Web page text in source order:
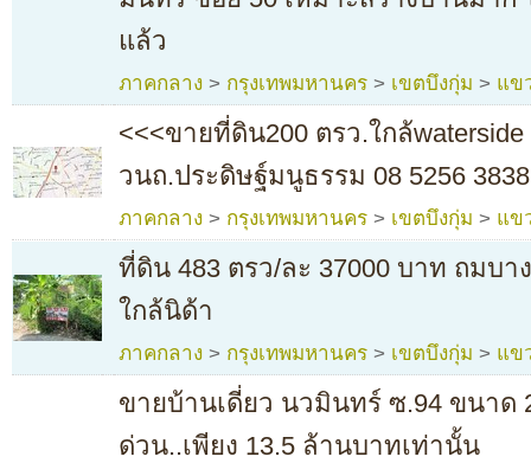
แล้ว
ภาคกลาง > กรุงเทพมหานคร > เขตบึงกุ่ม > แข
<<<ขายที่ดิน200 ตรว.ใกล้
วนถ.ประดิษฐ์มนูธรรม 08 5256
ภาคกลาง > กรุงเทพมหานคร > เขตบึงกุ่ม > แข
ที่ดิน 483 ตรว/ละ 37000 บาท ถมบา
ใกล้นิด้า
ภาคกลาง > กรุงเทพมหานคร > เขตบึงกุ่ม > แข
ขายบ้านเดี่ยว นวมินทร์ ซ.94 ขนาด
ด่วน..เพียง 13.5 ล้านบาทเท่านั้น